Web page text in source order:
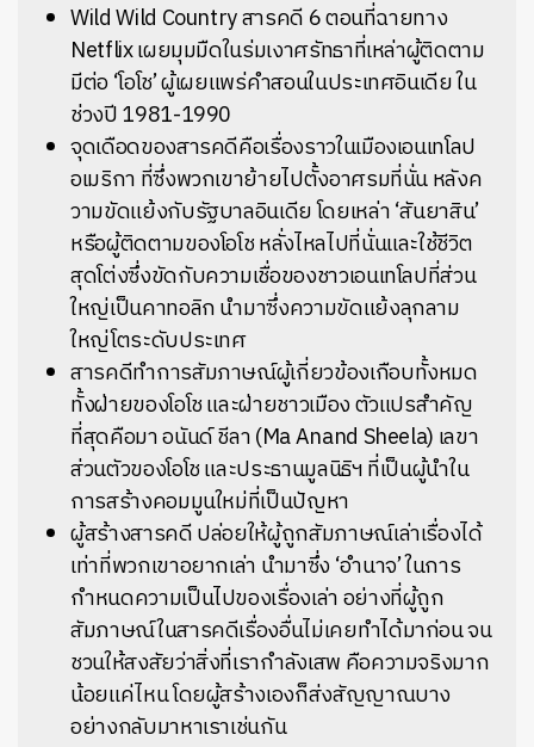
Wild Wild Country สารคดี 6 ตอนที่ฉายทาง
Netflix เผยมุมมืดในร่มเงาศรัทธาที่เหล่าผู้ติดตาม
มีต่อ ‘โอโช’ ผู้เผยแพร่คำสอนในประเทศอินเดีย ใน
ช่วงปี 1981-1990
จุดเดือดของสารคดีคือเรื่องราวในเมืองเอนเทโลป
อเมริกา ที่ซึ่งพวกเขาย้ายไปตั้งอาศรมที่นั่น หลังค
วามขัดแย้งกับรัฐบาลอินเดีย โดยเหล่า ‘สันยาสิน’
หรือผู้ติดตามของโอโช หลั่งไหลไปที่นั่นและใช้ชีวิต
สุดโต่งซึ่งขัดกับความเชื่อของชาวเอนเทโลปที่ส่วน
ใหญ่เป็นคาทอลิก นำมาซึ่งความขัดแย้งลุกลาม
ใหญ่โตระดับประเทศ
สารคดีทำการสัมภาษณ์ผู้เกี่ยวข้องเกือบทั้งหมด
ทั้งฝ่ายของโอโช และฝ่ายชาวเมือง ตัวแปรสำคัญ
ที่สุดคือมา อนันด์ ชีลา (Ma Anand Sheela) เลขา
ส่วนตัวของโอโช และประธานมูลนิธิฯ ที่เป็นผู้นำใน
การสร้างคอมมูนใหม่ที่เป็นปัญหา
ผู้สร้างสารคดี ปล่อยให้ผู้ถูกสัมภาษณ์เล่าเรื่องได้
เท่าที่พวกเขาอยากเล่า นำมาซึ่ง ‘อำนาจ’ ในการ
กำหนดความเป็นไปของเรื่องเล่า อย่างที่ผู้ถูก
สัมภาษณ์ในสารคดีเรื่องอื่นไม่เคยทำได้มาก่อน จน
ชวนให้สงสัยว่าสิ่งที่เรากำลังเสพ คือความจริงมาก
น้อยแค่ไหน โดยผู้สร้างเองก็ส่งสัญญาณบาง
อย่างกลับมาหาเราเช่นกัน